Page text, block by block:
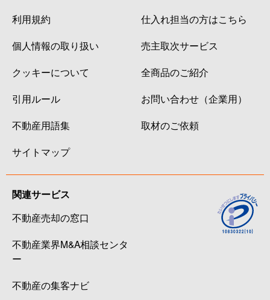
利用規約
個人情報の取り扱い
クッキーについて
引用ルール
不動産用語集
サイトマップ
仕入れ担当の方はこちら
売主取次サービス
全商品のご紹介
お問い合わせ（企業用）
取材のご依頼
関連サービス
不動産売却の窓口
不動産業界M&A相談センタ
ー
不動産の集客ナビ